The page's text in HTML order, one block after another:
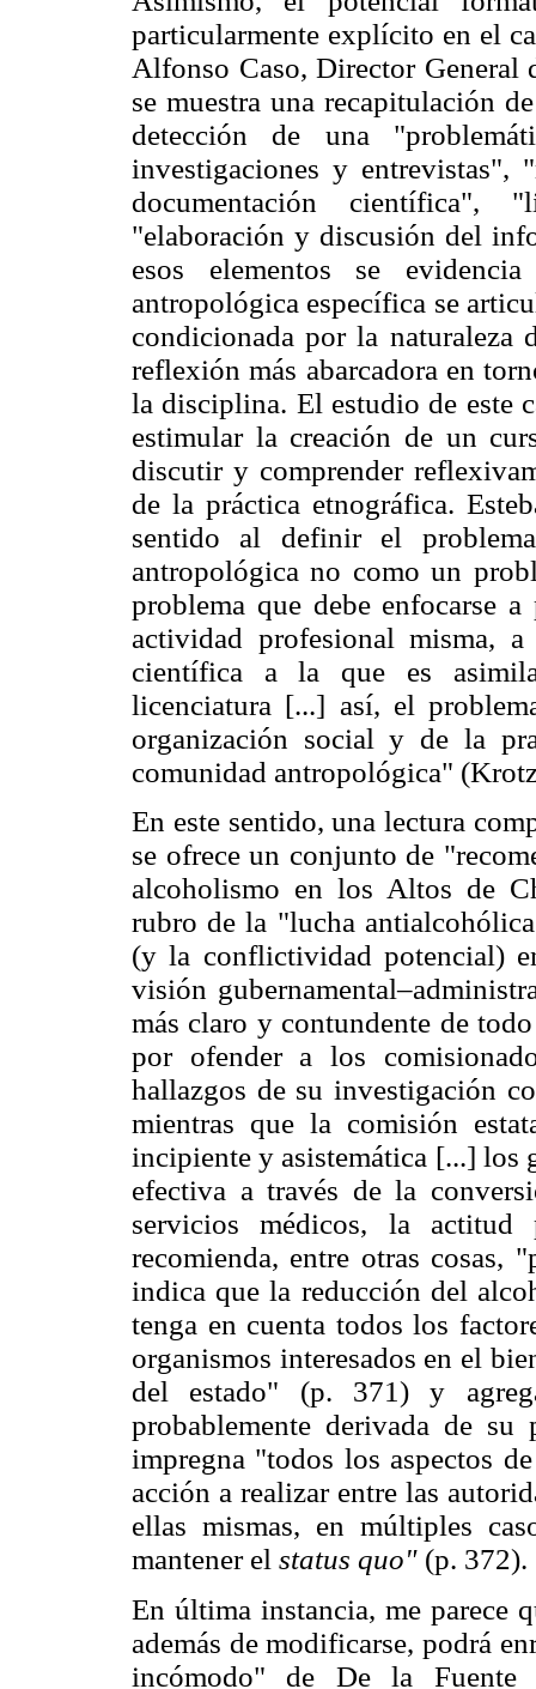
particularmente explícito en el
Alfonso Caso, Director
se muestra una recapitulación
detección de una
investigaciones y entrevistas",
documentación
"elaboración y discusión del
esos elementos se
antropológica específica se
condicionada por la
reflexión más abarcadora en
la disciplina. El estudio de este
estimular la creación de un
discutir y comprender
de la práctica etnográfica.
sentido al definir el
antropológica no como un
problema que debe enfocarse
actividad profesional misma,
científica a la que es
licenciatura [...] así, el
organización social y de la
comunidad antropológica"
En este sentido, una lectura
se ofrece un conjunto de
alcoholismo en los Altos de
rubro de la "lucha
(y la conflictividad potencial)
visión
más claro y contundente de
por ofender a los
hallazgos de su investigación
mientras que la comisión
incipiente y asistemática [...] los
efectiva a través de la
servicios médicos, la
recomienda, entre otras cosas,
indica que la reducción del
tenga en cuenta todos los
organismos interesados en el
del estado" (p. 371) y
probablemente derivada de
impregna "todos los aspectos
acción a realizar entre las
ellas mismas, en múltiples
mantener el status quo" (p. 372).
En última instancia, me parece
además de modificarse, podrá
incómodo" de De la